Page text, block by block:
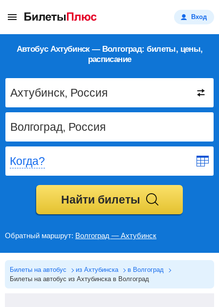
Вход
Автобус Ахтубинск — Волгоград: билеты, цены,
расписание
Когда?
Найти билеты
Обратный маршрут: Волгоград — Ахтубинск
Билеты на автобус из Ахтубинска
в Волгоград
Билеты на автобус из Ахтубинска в Волгоград